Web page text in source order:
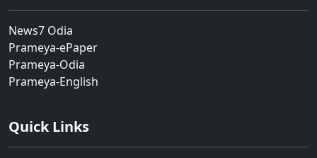
News7 Odia
Prameya-ePaper
Prameya-Odia
Prameya-English
Quick Links